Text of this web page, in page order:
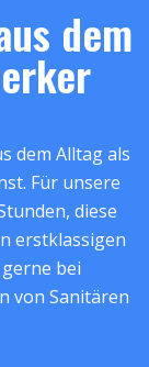
dem
dem Alltag als
Für unsere
diese
erstklassigen
bei
von Sanitären